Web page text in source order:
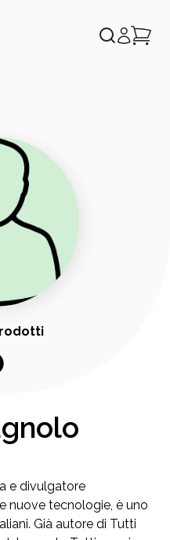
e divulgatore
nuove tecnologie, è uno
Già autore di Tutti